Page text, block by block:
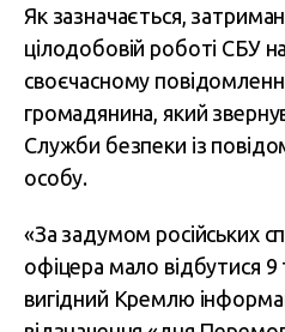
Як зазначається,
цілодобовій роботі СБУ
своєчасному
громадянина, який
Служби безпеки із
особу.
«За задумом російських
офіцера мало відбутися
вигідний Кремлю